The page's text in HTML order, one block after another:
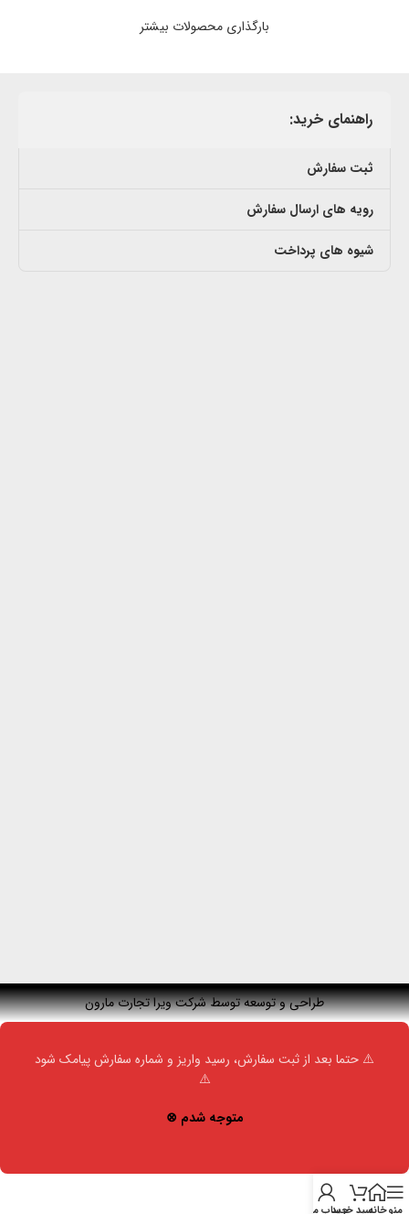
بارگذاری محصولات بیشتر
راهنمای خرید:
ثبت سفارش
رویه های ارسال سفارش
شیوه های پرداخت
طراحی و توسعه توسط شرکت ویرا تجارت مارون
⚠️ حتما بعد از ثبت سفارش، رسید واریز و شماره سفارش پیامک شود
⚠️
متوجه شدم ⊗
منوخانهسبد خریدحساب من